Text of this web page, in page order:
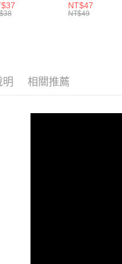
種色溫、CP值
可水洗、抗衝擊
NT$47
NT$49
明 相關推薦